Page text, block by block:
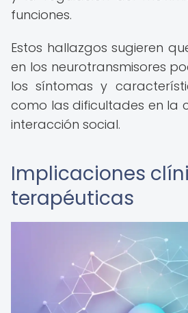
funciones.
Estos hallazgos sugieren
en los neurotransmisores
los síntomas y
como las dificultades en la
interacción social.
Implicaciones
terapéuticas